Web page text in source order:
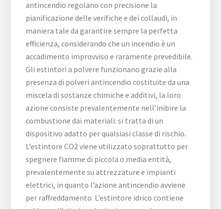
antincendio regolano con precisione la
pianificazione delle verifiche e dei collaudi, in
maniera tale da garantire sempre la perfetta
efficienza, considerando che un incendio è un
accadimento improvviso e raramente prevedibile.
Gli estintori a polvere funzionano grazie alla
presenza di polveri antincendio costituite da una
miscela di sostanze chimiche e additivi, la loro
azione consiste prevalentemente nell’inibire la
combustione dai materiali: si tratta di un
dispositivo adatto per qualsiasi classe di rischio.
L’estintore CO2 viene utilizzato soprattutto per
spegnere fiamme di piccola o media entità,
prevalentemente su attrezzature e impianti
elettrici, in quanto l’azione antincendio avviene
per raffreddamento. L’estintore idrico contiene